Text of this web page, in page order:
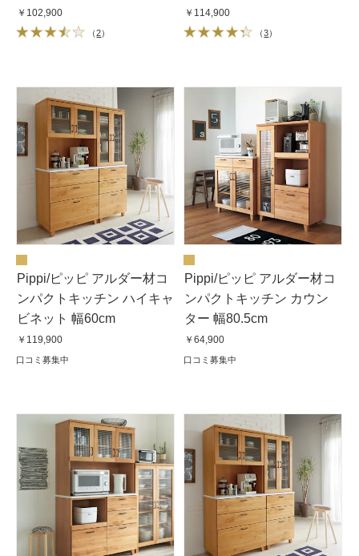
プ
￥102,900
（2）
プ
￥114,900
（3）
Pippi/ピッピ アルダー材コ
ンパクトキッチン ハイキャ
ビネット 幅60cm
￥119,900
口コミ募集中
Pippi/ピッピ アルダー材コ
ンパクトキッチン カウン
ター 幅80.5cm
￥64,900
口コミ募集中